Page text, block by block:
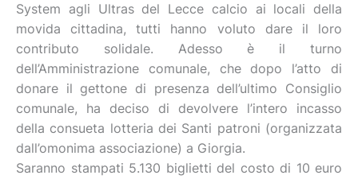
System agli Ultras del Lecce calcio ai locali della
movida cittadina, tutti hanno voluto dare il loro
contributo solidale. Adesso è il turno
dell’Amministrazione comunale, che dopo l’atto di
donare il gettone di presenza dell’ultimo Consiglio
comunale, ha deciso di devolvere l’intero incasso
della consueta lotteria dei Santi patroni (organizzata
dall’omonima associazione) a Giorgia.
Saranno stampati 5.130 biglietti del costo di 10 euro